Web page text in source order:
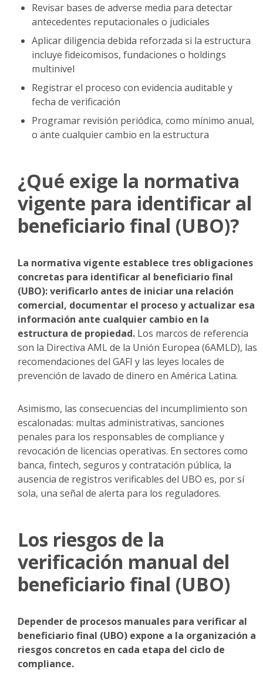
Revisar bases de adverse media para detectar
antecedentes reputacionales o judiciales
Aplicar diligencia debida reforzada si la estructura
incluye fideicomisos, fundaciones o holdings
multinivel
Registrar el proceso con evidencia auditable y
fecha de verificación
Programar revisión periódica, como mínimo anual,
o ante cualquier cambio en la estructura
¿Qué exige la normativa
vigente para identificar al
beneficiario final (UBO)?
La normativa vigente establece tres obligaciones
concretas para identificar al beneficiario final
(UBO): verificarlo antes de iniciar una relación
comercial, documentar el proceso y actualizar esa
información ante cualquier cambio en la
estructura de propiedad. Los marcos de referencia
son la Directiva AML de la Unión Europea (6AMLD), las
recomendaciones del GAFI y las leyes locales de
prevención de lavado de dinero en América Latina.
Asimismo, las consecuencias del incumplimiento son
escalonadas: multas administrativas, sanciones
penales para los responsables de compliance y
revocación de licencias operativas. En sectores como
banca, fintech, seguros y contratación pública, la
ausencia de registros verificables del UBO es, por sí
sola, una señal de alerta para los reguladores.
Los riesgos de la
verificación manual del
beneficiario final (UBO)
Depender de procesos manuales para verificar al
beneficiario final (UBO) expone a la organización a
riesgos concretos en cada etapa del ciclo de
compliance.